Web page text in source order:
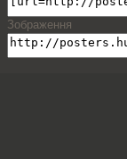
Зображення